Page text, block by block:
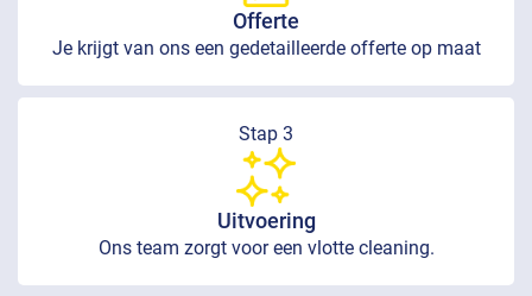
Offerte
Je krijgt van ons een gedetailleerde offerte op maat
Stap 3
Uitvoering
Ons team zorgt voor een vlotte cleaning.